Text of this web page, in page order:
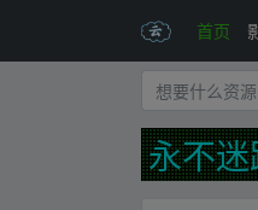
首页
布页，永不迷